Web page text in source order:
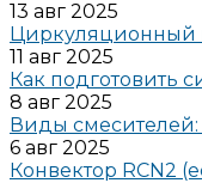
13 авг 2025
Циркуляционный
11 авг 2025
Как подготовить
8 авг 2025
Виды смесителей:
6 авг 2025
Конвектор RCN2